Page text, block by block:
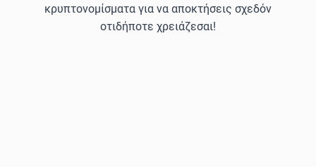
κρυπτονομίσματα για να αποκτήσεις σχεδόν
οτιδήποτε χρειάζεσαι!